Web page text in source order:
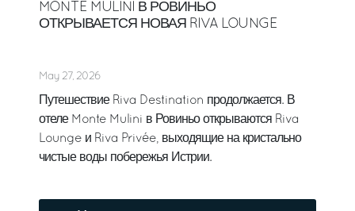
MONTE MULINI В РОВИНЬО
ОТКРЫВАЕТСЯ НОВАЯ RIVA LOUNGE
May 27, 2026
Путешествие Riva Destination продолжается. В
отеле Monte Mulini в Ровиньо открываются Riva
Lounge и Riva Privée, выходящие на кристально
чистые воды побережья Истрии.